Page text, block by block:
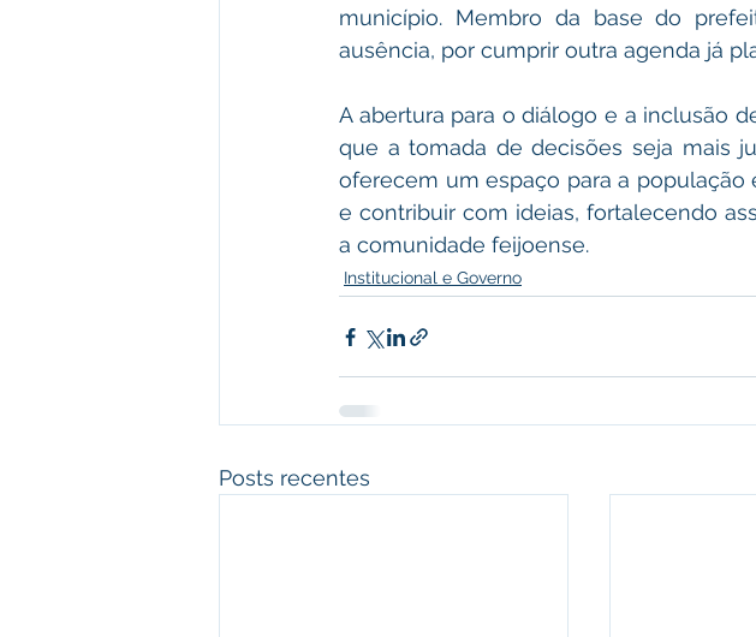
município. Membro da base do
ausência, por cumprir outra agenda já
A abertura para o diálogo e a inclusão
que a tomada de decisões seja mais
oferecem um espaço para a população
e contribuir com ideias, fortalecendo
a comunidade feijoense.
Institucional e Governo
Posts recentes